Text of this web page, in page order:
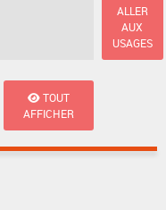
ALLER
AUX
USAGES
TOUT
AFFICHER